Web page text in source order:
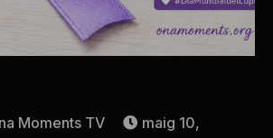
Moments TV
maig 10,